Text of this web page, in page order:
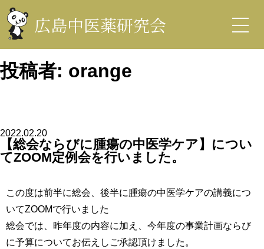
ン
テ
ン
ツ
を
表
示
広島中医薬研究会
中医薬研究会
投稿者: orange
2022.02.20
【総会ならびに腫瘍の中医学ケア】につい
てZOOM定例会を行いました。
この度は前半に総会、後半に腫瘍の中医学ケアの講義につ
いてZOOMで行いました
総会では、昨年度の内容に加え、今年度の事業計画ならび
に予算についてお伝えしご承認頂けました。